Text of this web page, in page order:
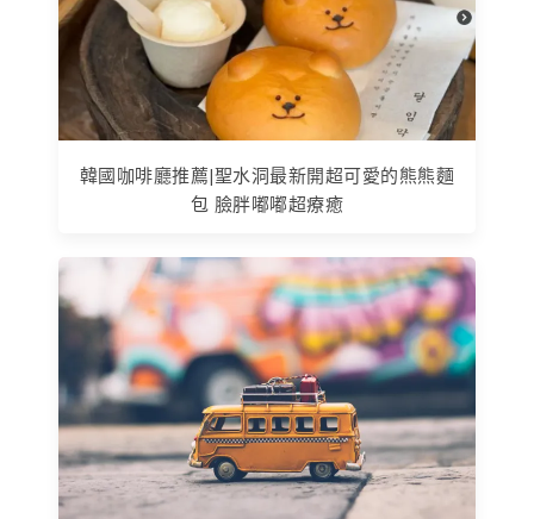
韓國咖啡廳推薦|聖水洞最新開超可愛的熊熊麵
包 臉胖嘟嘟超療癒